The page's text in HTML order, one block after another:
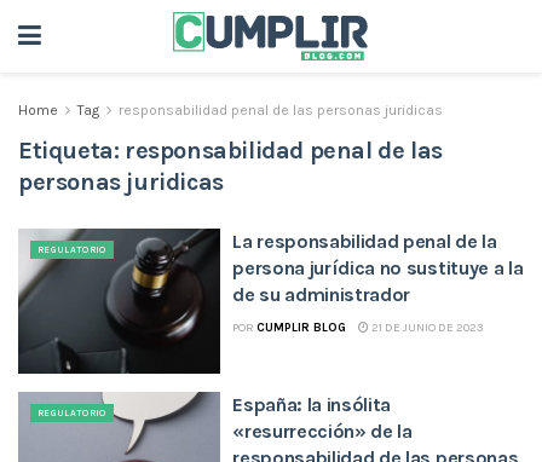
Home Tag responsabilidad penal de las personas juridicas
Etiqueta: responsabilidad penal de las
personas juridicas
REGULATORIO
La responsabilidad penal de la
persona jurídica no sustituye a la
de su administrador
POR CUMPLIR BLOG 21 DE JUNIO DE 2023
REGULATORIO
España: la insólita
«resurrección» de la
responsabilidad de las personas